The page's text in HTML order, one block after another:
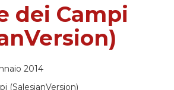
dei Campi
2014